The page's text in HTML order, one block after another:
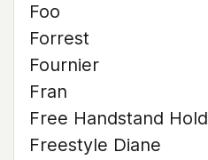
Foo
Forrest
Fournier
Fran
Free Handstand Hold
Freestyle Diane